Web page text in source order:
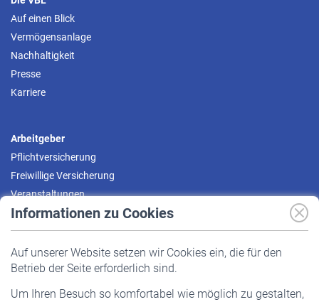
Informationen zu Cookies
Auf unserer Website setzen wir Cookies ein, die für den
Betrieb der Seite erforderlich sind.
Um Ihren Besuch so komfortabel wie möglich zu gestalten,
Auf einen Blick
Vermögensanlage
Nachhaltigkeit
Presse
Karriere
Arbeitgeber
Pflichtversicherung
Freiwillige Versicherung
Veranstaltungen
Pflichtversicherung
Staatliche Förderung